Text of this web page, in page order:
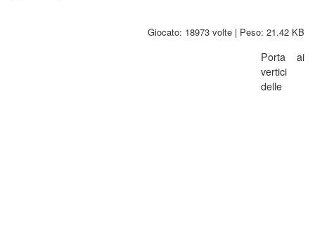
Giocato: 18973 volte | Peso: 21.42 KB
Porta ai
vertici
delle